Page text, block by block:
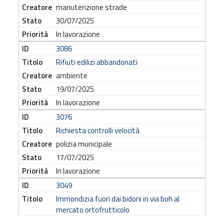
manutenzione strade
30/07/2025
In lavorazione
3086
Rifiuti edilizi abbandonati
ambiente
19/07/2025
In lavorazione
3076
Richiesta controlli velocità
polizia municipale
17/07/2025
In lavorazione
3049
Immondizia fuori dai bidoni in via boh al
mercato ortofrutticolo